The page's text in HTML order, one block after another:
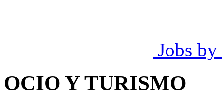
Jobs by
OCIO Y TURISMO